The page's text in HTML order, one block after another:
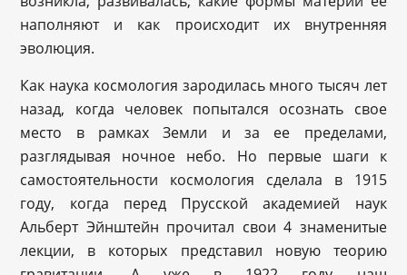
наполняют и как происходит их внутренняя
эволюция.
Как наука космология зародилась много тысяч лет
назад, когда человек попытался осознать свое
место в рамках Земли и за ее пределами,
разглядывая ночное небо. Но первые шаги к
самостоятельности космология сделала в 1915
году, когда перед Прусской академией наук
Альберт Эйнштейн прочитал свои 4 знаменитые
лекции, в которых представил новую теорию